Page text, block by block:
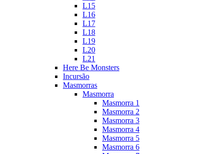
L15
L16
L17
L18
L19
L20
L21
Here Be Monsters
Incursão
Masmorras
Masmorra
Masmorra 1
Masmorra 2
Masmorra 3
Masmorra 4
Masmorra 5
Masmorra 6